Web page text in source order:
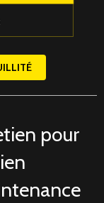
pour